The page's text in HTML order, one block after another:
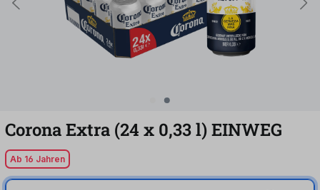
Corona Extra (24 x 0,33l)EINWEG
Ab 16 Jahren